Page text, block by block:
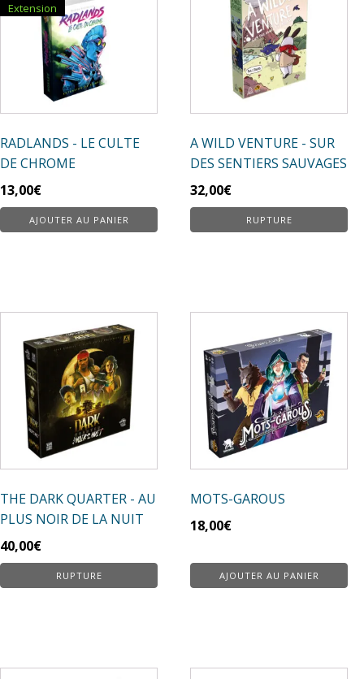
Extension
RADLANDS - LE CULTE
DE CHROME
13,00€
AJOUTER AU PANIER
A WILD VENTURE - SUR
DES SENTIERS SAUVAGES
32,00€
RUPTURE
THE DARK QUARTER - AU
PLUS NOIR DE LA NUIT
40,00€
RUPTURE
MOTS-GAROUS
18,00€
AJOUTER AU PANIER